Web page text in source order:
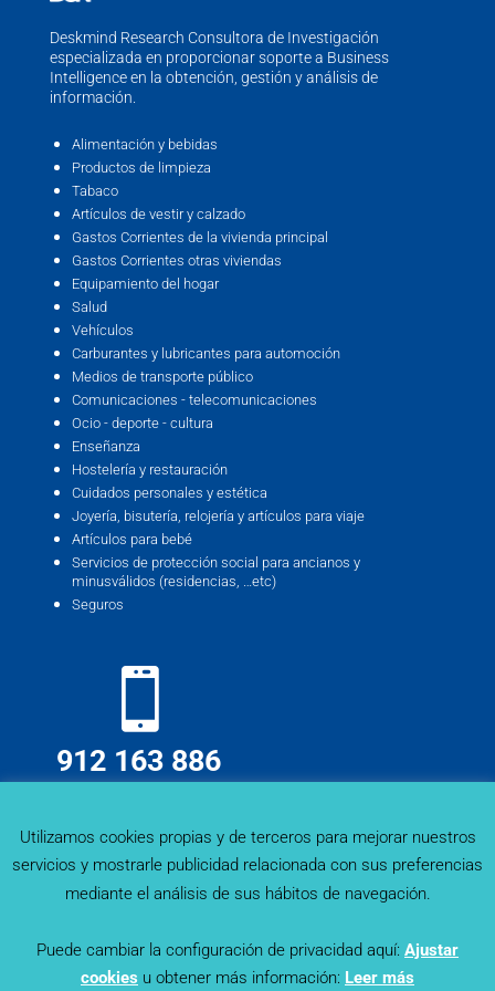
Deskmind Research Consultora de Investigación
especializada en proporcionar soporte a Business
Intelligence en la obtención, gestión y análisis de
información.
Alimentación y bebidas
Productos de limpieza
Tabaco
Artículos de vestir y calzado
Gastos Corrientes de la vivienda principal
Gastos Corrientes otras viviendas
Equipamiento del hogar
Salud
Vehículos
Carburantes y lubricantes para automoción
Medios de transporte público
Comunicaciones - telecomunicaciones
Ocio - deporte - cultura
Enseñanza
Hostelería y restauración
Cuidados personales y estética
Joyería, bisutería, relojería y artículos para viaje
Artículos para bebé
Servicios de protección social para ancianos y
minusválidos (residencias, …etc)
Seguros
912 163 886
Utilizamos cookies propias y de terceros para mejorar nuestros
servicios y mostrarle publicidad relacionada con sus preferencias
mediante el análisis de sus hábitos de navegación.
Puede cambiar la configuración de privacidad aquí: Ajustar
cookies u obtener más información: Leer más